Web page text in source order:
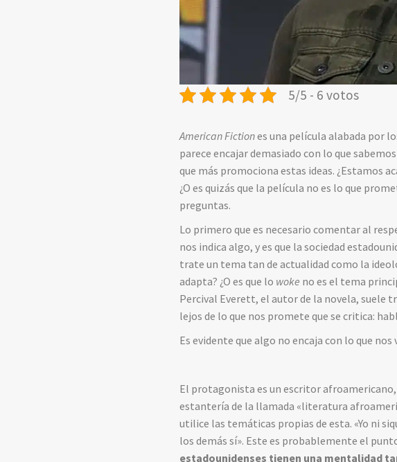
5/5 - 6 votos
American Fictiones una película alabada por
parece encajar demasiado con lo que
que más promociona estas ideas. ¿Estamos
¿O es quizás que la película no es lo que
preguntas.
Lo primero que es necesario comentar al
nos indica algo, y es que la sociedad
trate un tema tan de actualidad como la
adapta? ¿O es que lo woke no es el tema
Percival Everett, el autor de la novela, suele
lejos de lo que nos promete que se critica:
Es evidente que algo no encaja con lo que
El protagonista es un escritor
estantería de la llamada «literatura
utilice las temáticas propias de esta. «Yo ni
los demás sí». Este es probablemente el
estadounidenses tienen una mentalidad